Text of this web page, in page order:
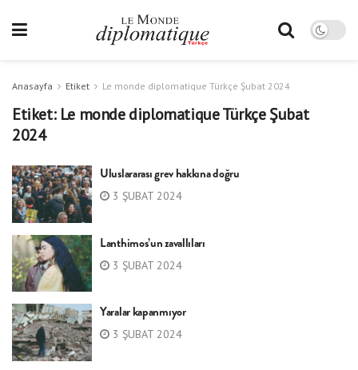
Anasayfa Etiket Le monde diplomatique Türkçe Şubat 2024
Etiket: Le monde diplomatique Türkçe Şubat
2024
Uluslararası grev hakkına doğru
3 ŞUBAT 2024
Lanthimos’un zavallıları
3 ŞUBAT 2024
Yaralar kapanmıyor
3 ŞUBAT 2024